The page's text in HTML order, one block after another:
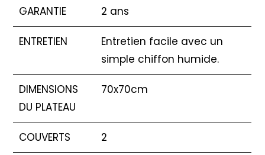
GARANTIE 2 ans
ENTRETIEN
Entretien facile avec un
simple chiffon humide.
DIMENSIONS
DU PLATEAU
70x70cm
COUVERTS 2